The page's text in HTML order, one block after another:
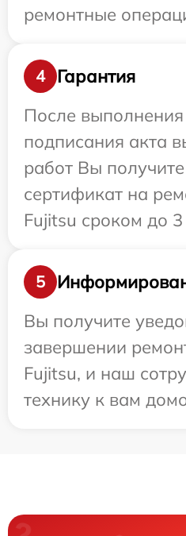
ремонтные
4
Гарантия
После выполнения
подписания акта
работ Вы
сертификат на
Fujitsu сроком до 3
5
Вы получите
завершении
Fujitsu, и наш
технику к вам